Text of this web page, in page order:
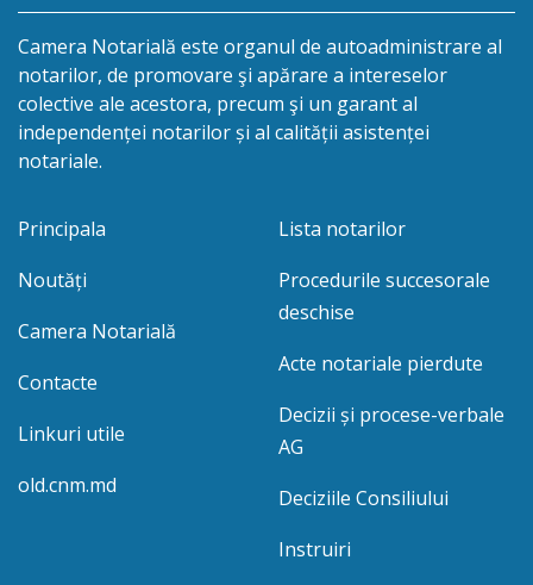
Camera Notarială este organul de autoadministrare al
notarilor, de promovare şi apărare a intereselor
colective ale acestora, precum şi un garant al
independenței notarilor și al calității asistenței
notariale.
Principala
Noutăți
Camera Notarială
Contacte
Linkuri utile
old.cnm.md
Lista notarilor
Procedurile succesorale
deschise
Acte notariale pierdute
Decizii și procese-verbale
AG
Deciziile Consiliului
Instruiri